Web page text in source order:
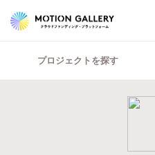
プロジェクトを探す